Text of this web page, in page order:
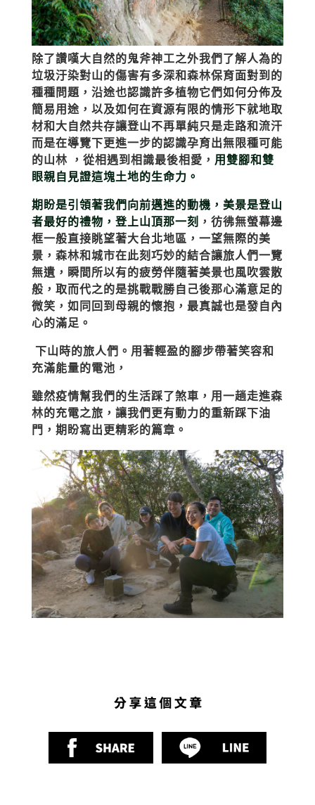
除了讚嘆大自然的鬼斧神工之外我們了解人為的
垃圾汙染對山的傷害有多深和森林保育面對到的
種種問題，沿途也認識許多植物它們如何分佈及
簡易用途，以及如何在資源有限的情形下就地取
材和大自然共存讓登山不再單純只是走路和流汗
而是在導覽下更進一步的認識孕育出無限種可能
的山林
，從相遇到相識最後相愛， 用雙腳和雙
眼親自見證這塊土地的生命力。
期盼是引領著我們向前邁進的動機， 美景是登山
者最好的禮物 ，登上山頂那一刻 ，彷彿無螢幕邊
框一般直接眺望著大台北地區， 一望無際的美
景， 森林和城市在此刻巧妙的結合讓旅人們一覽
無遺，瞬間所以有的疲勞伴隨著美景也風吹雲散
般，取而代之的是挑戰戰勝自己後那心滿意足的
微笑，如同回到母親的懷抱，最真誠也是發自內
心的滿足。
下山時的旅人們。用著輕盈的腳步帶著笑容和
充滿能量的電池，
雖然疫情幫我們的生活踩了煞車，用一趟走進森
林的充電之旅，讓我們更有動力的重新踩下油
門，期盼寫出更精彩的篇章。